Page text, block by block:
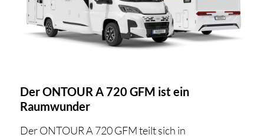
Der ONTOUR A 720 GFM ist ein
Raumwunder
Der ONTOUR A 720 GFM teilt sich in